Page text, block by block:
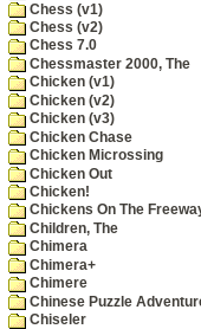
Chess (v1)
Chess (v2)
Chess 7.0
Chessmaster 2000, The
Chicken (v1)
Chicken (v2)
Chicken (v3)
Chicken Chase
Chicken Microssing
Chicken Out
Chicken!
Chickens On The
Children, The
Chimera
Chimera+
Chimere
Chinese Puzzle
Chiseler